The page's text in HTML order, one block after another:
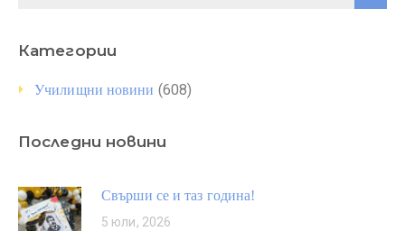
Категории
Училищни новини (608)
Последни новини
Свърши се и таз година!
5 юли, 2026